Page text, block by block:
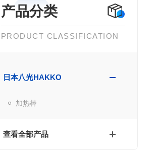
产品分类
PRODUCT CLASSIFICATION
日本八光HAKKO
加热棒
查看全部产品